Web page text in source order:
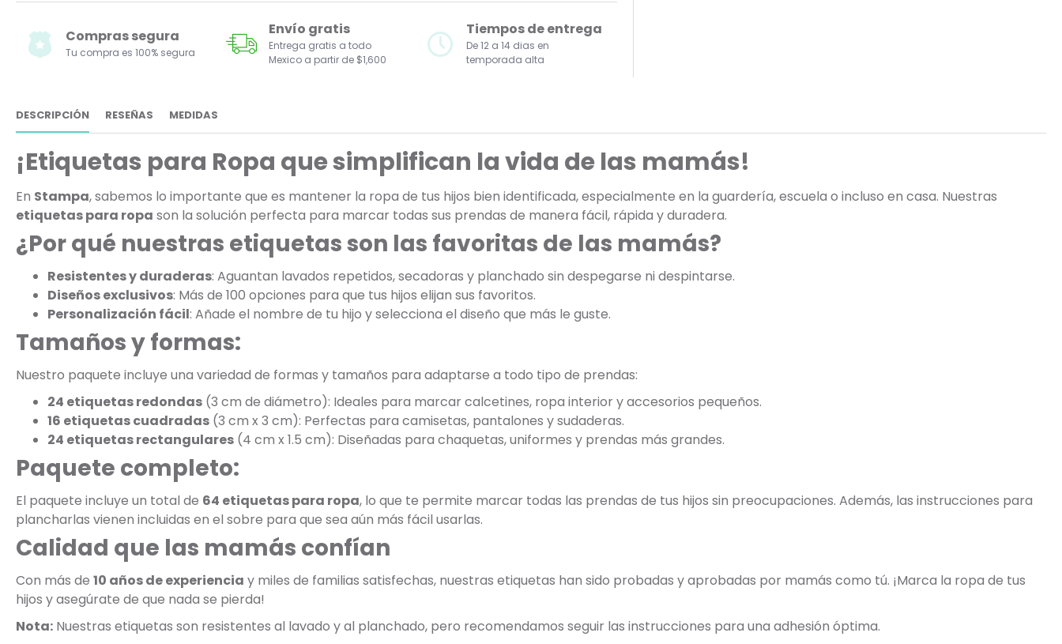
Compras segura
Tu compra es 100% segura
Envío gratis
Entrega gratis a todo
Mexico a partir de $1,600
Tiempos de entrega
De 12 a 14 dias en
temporada alta
DESCRIPCIÓN RESEÑAS MEDIDAS
¡Etiquetas para Ropa que simplifican la vida de las mamás!
En Stampa, sabemos lo importante que es mantener la ropa de tus hijos bien identificada, especialmente en la guardería, escuela o incluso en casa. Nuestras
etiquetas para ropa son la solución perfecta para marcar todas sus prendas de manera fácil, rápida y duradera.
¿Por qué nuestras etiquetas son las favoritas de las mamás?
Resistentes y duraderas: Aguantan lavados repetidos, secadoras y planchado sin despegarse ni despintarse.
Diseños exclusivos: Más de 100 opciones para que tus hijos elijan sus favoritos.
Personalización fácil: Añade el nombre de tu hijo y selecciona el diseño que más le guste.
Tamaños y formas:
Nuestro paquete incluye una variedad de formas y tamaños para adaptarse a todo tipo de prendas:
24 etiquetas redondas (3 cm de diámetro): Ideales para marcar calcetines, ropa interior y accesorios pequeños.
16 etiquetas cuadradas (3 cm x 3 cm): Perfectas para camisetas, pantalones y sudaderas.
24 etiquetas rectangulares (4 cm x 1.5 cm): Diseñadas para chaquetas, uniformes y prendas más grandes.
Paquete completo:
El paquete incluye un total de 64 etiquetas para ropa, lo que te permite marcar todas las prendas de tus hijos sin preocupaciones. Además, las instrucciones para
plancharlas vienen incluidas en el sobre para que sea aún más fácil usarlas.
Calidad que las mamás confían
Con más de 10 años de experiencia y miles de familias satisfechas, nuestras etiquetas han sido probadas y aprobadas por mamás como tú. ¡Marca la ropa de tus
hijos y asegúrate de que nada se pierda!
Nota: Nuestras etiquetas son resistentes al lavado y al planchado, pero recomendamos seguir las instrucciones para una adhesión óptima.